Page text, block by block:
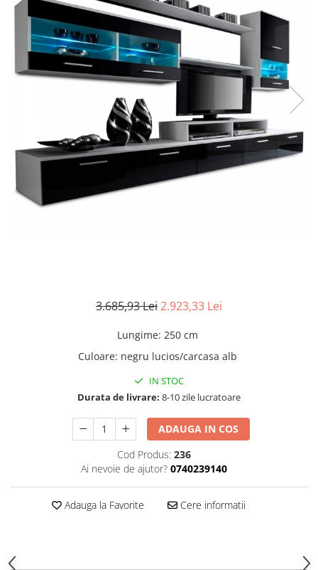
Set mobilier Living
Seturi masa +scaune dining
Seturi dormitoare complete
Suporturi saltea/Somiere/Gratii
pentru pat
3.685,93 Lei2.923,33 Lei
Lungime: 250 cm
Culoare: negru lucios/carcasa alb
IN STOC
Durata de livrare: 8-10 zile lucratoare
ADAUGA IN COS
Cod Produs: 236
Ai nevoie de ajutor? 0740239140
Adauga la Favorite Cere informatii